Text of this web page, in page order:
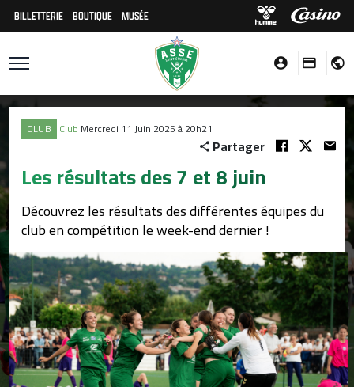
BILLETTERIE BOUTIQUE MUSÉE
CLUB Club Mercredi 11 Juin 2025 à 20h21
Partager
Les résultats des 7 et 8 juin
Découvrez les résultats des différentes équipes du
club en compétition le week-end dernier !